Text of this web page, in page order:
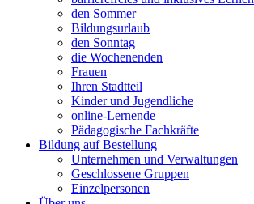
den Sommer
Bildungsurlaub
den Sonntag
die Wochenenden
Frauen
Ihren Stadtteil
Kinder und Jugendliche
online-Lernende
Pädagogische Fachkräfte
Bildung auf Bestellung
Unternehmen und Verwaltungen
Geschlossene Gruppen
Einzelpersonen